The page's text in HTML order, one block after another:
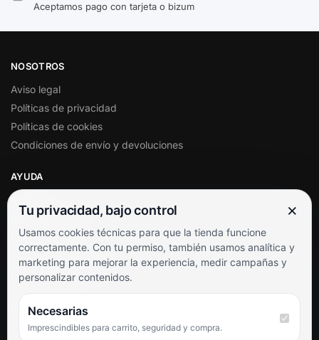
Aceptamos pago con tarjeta o bizum
NOSOTROS
Aviso legal
Políticas de privacidad
Políticas de cookies
Condiciones de envío y devoluciones
AYUDA
Soporte al cliente
Contacto
Términos y condiciones
Preguntas frecuentes
SÍGUENOS
Facebook
Tu privacidad, bajo control ×
Usamos cookies técnicas para que la tienda funcione
correctamente. Con tu permiso, también usamos analítica y
marketing para mejorar la experiencia, medir campañas y
personalizar contenidos.
Necesarias
Imprescindibles para carrito, seguridad y compra.